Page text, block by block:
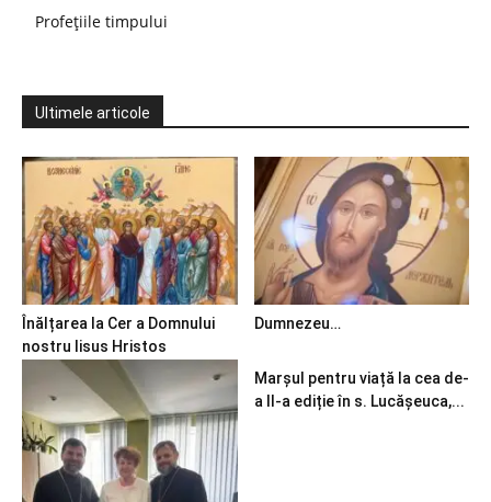
Profețiile timpului
Ultimele articole
Înălțarea la Cer a Domnului
nostru Iisus Hristos
Dumnezeu…
Marșul pentru viață la cea de-
a II-a ediție în s. Lucășeuca,...